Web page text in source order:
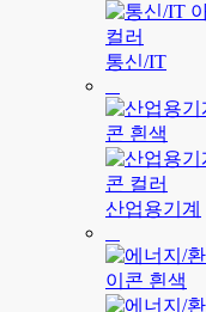
통신/IT
산업용기계